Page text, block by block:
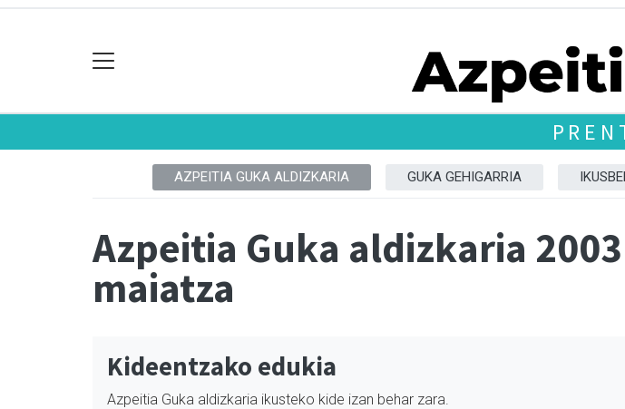
AZPEITIA GUKA ALDIZKARIA GUKA GEHIGARRIA
Azpeitia Guka aldizkaria
maiatza
Kideentzako edukia
Azpeitia Guka aldizkaria ikusteko kide izan behar zara.